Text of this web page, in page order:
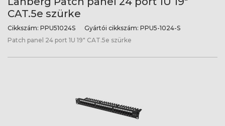
CAT.5e szürke
Cikkszám: PPU51024S Gyártói cikkszám: PPU5-1024-S
Patch panel 24 port 1U 19" CAT.5e szürke